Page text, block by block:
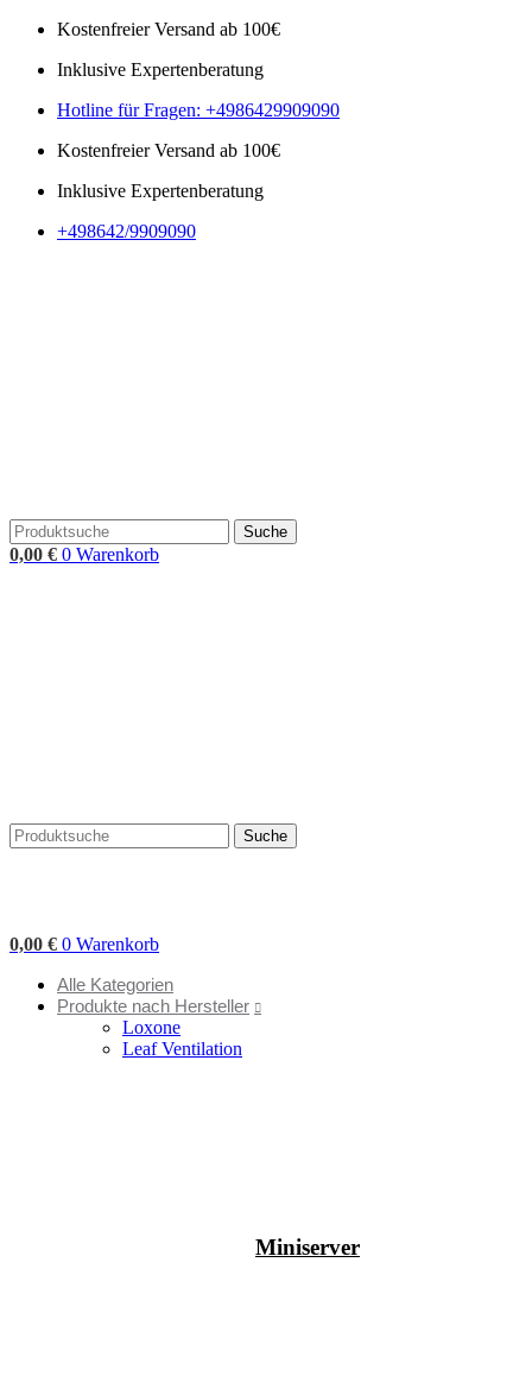
Kostenfreier Versand ab 100€
Inklusive Expertenberatung
Hotline für Fragen: +4986429909090
Kostenfreier Versand ab 100€
Inklusive Expertenberatung
+498642/9909090
Suche
0,00 € 0 Warenkorb
Suche
0,00 € 0 Warenkorb
Alle Kategorien
Produkte nach Hersteller
Loxone
Leaf Ventilation
Miniserver